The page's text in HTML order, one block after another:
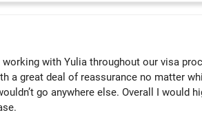
working with Yulia throughout our visa
a great deal of reassurance no matter
go anywhere else. Overall I would